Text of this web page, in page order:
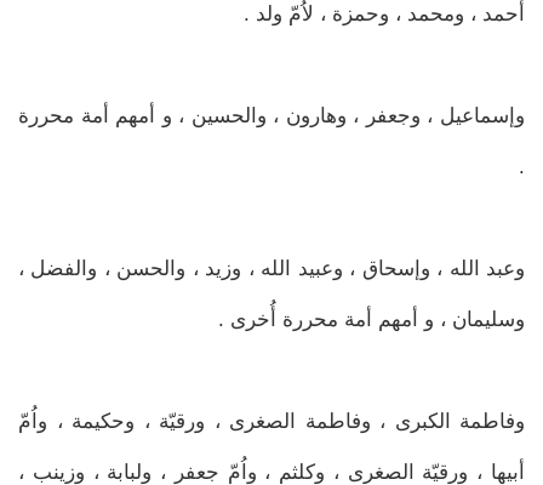
أحمد ، ومحمد ، وحمزة ، لاُمّ ولد .
وإسماعيل ، وجعفر ، وهارون ، والحسين ، و أمهم أمة محررة
.
وعبد الله ، وإسحاق ، وعبيد الله ، وزيد ، والحسن ، والفضل ،
وسليمان ، و أمهم أمة محررة أُخرى .
وفاطمة الكبرى ، وفاطمة الصغرى ، ورقيّة ، وحكيمة ، واُمّ
أبيها ، ورقيّة الصغرى ، وكلثم ، واُمّ جعفر ، ولبابة ، وزينب ،